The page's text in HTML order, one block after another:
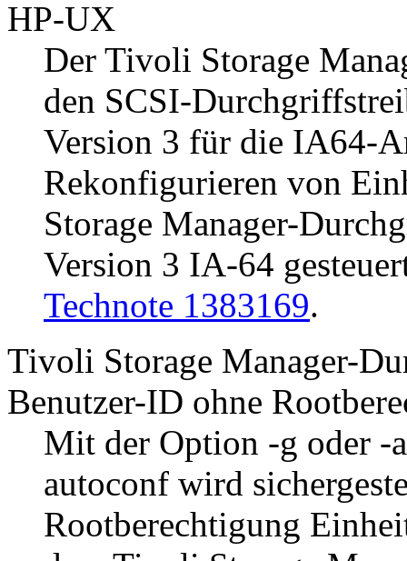
HP-UX
Der Tivoli Storage
den SCSI-
Version 3 für die IA64-
Rekonfigurieren von
Storage Manager-
Version 3 IA-64
Technote 1383169.
Tivoli Storage Manager-
Benutzer-ID ohne
Mit der Option -g oder -a
autoconf wird
Rootberechtigung